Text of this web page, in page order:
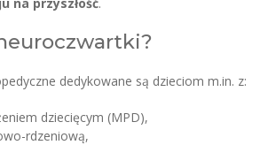
dedykowane są dzieciom m.in. z:
dziecięcym (MPD),
rdzeniową,